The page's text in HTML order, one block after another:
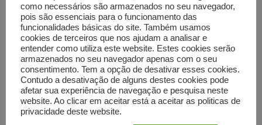
Assim poderá encontrar Anúncios grátis no distrito de
Aveiro, distrito de Beja, distrito de Braga, distrito de
Bragança, distrito de Castelo Branco, distrito de Coimbra,
distrito de Évora, distrito de Faro, distrito da Guarda, distrito
de Leiria, distrito de Lisboa, distrito de Portalegre, distrito
do Porto, distrito de Santarém, distrito de Setúbal, distrito
de Viana do Castelo, distrito de Vila Real, distrito de Viseu,
como necessários são armazenados no seu navegador,
pois são essenciais para o funcionamento das
funcionalidades básicas do site. Também usamos
cookies de terceiros que nos ajudam a analisar e
entender como utiliza este website. Estes cookies serão
armazenados no seu navegador apenas com o seu
consentimento. Tem a opção de desativar esses cookies.
Contudo a desativação de alguns destes cookies pode
afetar sua experiência de navegação e pesquisa neste
website. Ao clicar em aceitar está a aceitar as politicas de
privacidade deste website.